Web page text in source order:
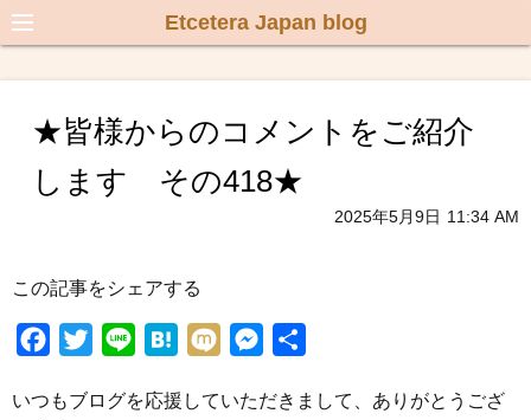
Etcetera Japan blog
★皆様からのコメントをご紹介
します その418★
2025年5月9日 11:34 AM
この記事をシェアする
c
i
n
H
t
M
x
s
いつもブログを応援していただきまして、ありがとうござ